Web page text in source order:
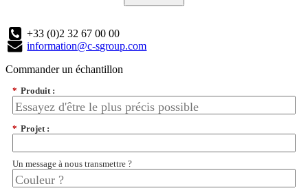
+33 (0)2 32 67 00 00
information@c-sgroup.com
Commander un échantillon
* Produit :
* Projet :
Un message à nous transmettre ?